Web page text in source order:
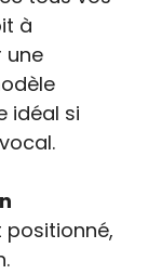
à
une
idéal si
positionné,